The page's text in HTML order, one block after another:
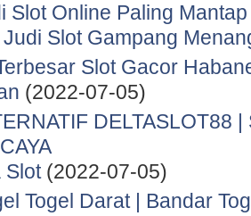
Slot Online Paling
Slot Gampang
Slot Gacor
(2022-07-05)
DELTASLOT88
Slot(2022-07-05)
Togel Darat | Bandar